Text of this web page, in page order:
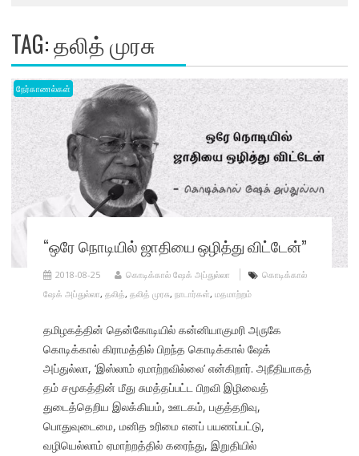
TAG:தலித் முரசு
நேர்காணல்கள்
“ஒரே நொடியில் ஜாதியை ஒழித்து விட்டேன்”
2018-08-25 கொடிக்கால் ஷேக் அப்துல்லா
கொடிக்கால்
ஷேக் அப்துல்லா, தலித், தலித் முரசு, நாடார்கள், மதமாற்றம்
தமிழகத்தின் தென்கோடியில் கன்னியாகுமரி அருகே
கொடிக்கால் கிராமத்தில் பிறந்த கொடிக்கால் ஷேக்
அப்துல்லா, ‘இஸ்லாம் ஏமாற்றவில்லை’ என்கிறார். அநீதியாகத்
தம் சமூகத்தின் மீது சுமத்தப்பட்ட பிறவி இழிவைத்
துடைத்தெறிய இலக்கியம், ஊடகம், பகுத்தறிவு,
பொதுவுடைமை, மனித உரிமை எனப் பயணப்பட்டு,
வழியெல்லாம் ஏமாற்றத்தில் கரைந்து, இறுதியில்